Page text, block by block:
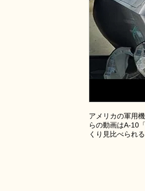
アメリカの軍用
らの動画はA-10
くり見比べられ